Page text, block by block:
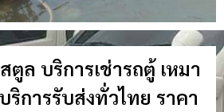
ตูล บริการเช่ารถตู้ เหมา
การรับส่งทั่วไทย ราคา